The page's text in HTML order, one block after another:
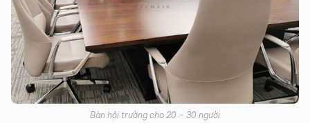
Bàn hội trường cho 20 – 30 người